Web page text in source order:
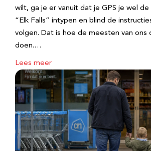
wilt, ga je er vanuit dat je GPS je wel
“Elk Falls” intypen en blind de
volgen. Dat is hoe de meesten van
doen.…
Lees meer